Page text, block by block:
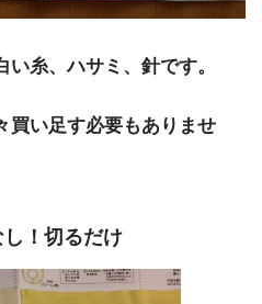
糸、ハサミ、針です。
買い足す必要もありませ
！切るだけ